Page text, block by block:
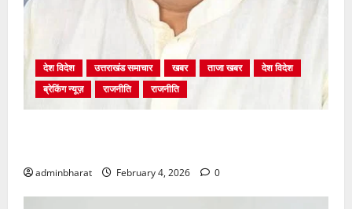
देश विदेश उत्तराखंड समाचार खबर ताजा खबर
देश विदेश
ब्रेकिंग न्यूज़
राजनीति राजनीति
adminbharat February 4, 2026 0